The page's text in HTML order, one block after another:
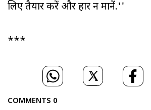
लिए तैयार करें और हार न मानें.''
***
COMMENTS 0